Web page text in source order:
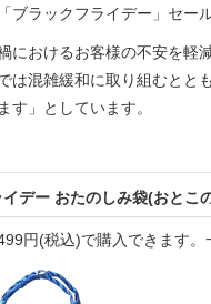
ブラックフライデー」セー
おけるお客様の不安を軽
は混雑緩和に取り組むとと
す」としています。
デー おたのしみ袋(おとこ
円(税込)で購入できます。